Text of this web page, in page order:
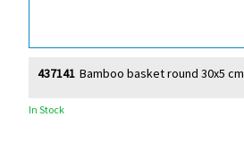
Bamboo basket round 30x5 cm
437141
In Stock